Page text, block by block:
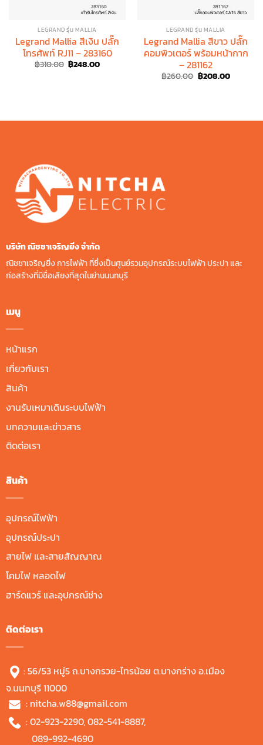
LEGRAND รุ่น MALLIA
Legrand Mallia สีเงิน ปลั๊ก
โทรศัพท์ RJ11 – 283160
฿310.00 Original
price
฿248.00Current
LEGRAND รุ่น MALLIA
Legrand Mallia สีขาว ปลั๊ก
คอมพิวเตอร์ พร้อมหน้ากาก
– 281162
฿260.00 Original
price
฿208.00Current
บริษัท ณิชชาเจริญยิ่ง จํากัด
ณิชชาเจริญยิ่ง การไฟฟ้า ที่ซึ่งเป็นศูนย์รวมอุปกรณ์ระบบไฟฟ้า ประปา และ
ก่อสร้างที่มีชื่อเสียงที่สุดในย่านนนทบุรี
เมนู
หน้าแรก
เกี่ยวกับเรา
สินค้า
งานรับเหมาเดินระบบไฟฟ้า
บทความและข่าวสาร
ติดต่อเรา
สินค้า
อุปกรณ์ไฟฟ้า
อุปกรณ์ประปา
สายไฟ และสายสัญญาณ
โคมไฟ หลอดไฟ
ฮาร์ดแวร์ และอุปกรณ์ช่าง
ติดต่อเรา
: 56/53 หมู่5 ถ.บางกรวย-ไทรน้อย ต.บางกร่าง อ.เมือง
จ.นนทบุรี 11000
: nitcha.w88@gmail.com
:02-923-2290,082-541-8887,
089-992-4690